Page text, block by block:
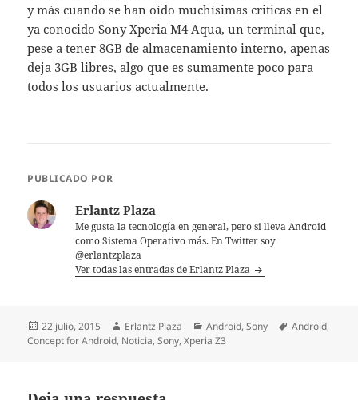
y más cuando se han oído muchísimas criticas en el
ya conocido Sony Xperia M4 Aqua, un terminal que,
pese a tener 8GB de almacenamiento interno, apenas
deja 3GB libres, algo que es sumamente poco para
todos los usuarios actualmente.
PUBLICADO POR
Erlantz Plaza
Me gusta la tecnología en general, pero si lleva Android
como Sistema Operativo más. En Twitter soy
@erlantzplaza
Ver todas las entradas de Erlantz Plaza
Publicado
el
22 julio, 2015 Autor
Erlantz Plaza Categorías
Android,Sony Etiquetas
Android,
Concept for Android, Noticia,Sony,Xperia Z3